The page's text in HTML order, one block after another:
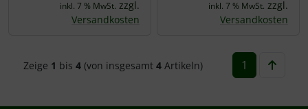
inkl. 7 % MwSt. zzgl.
Versandkosten
inkl. 7 % MwSt. zzgl.
Versandkosten
Zeige 1 bis 4(von insgesamt 4Artikeln) 1